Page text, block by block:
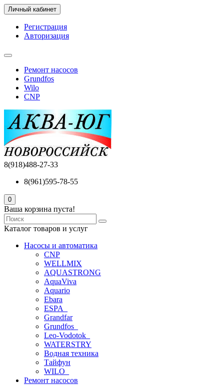
Личный кабинет
Регистрация
Авторизация
Ремонт насосов
Grundfos
Wilo
CNP
8(918)488-27-33
8(961)595-78-55
0
Ваша корзина пуста!
Каталог товаров и услуг
Насосы и автоматика
CNP
WELLMIX
AQUASTRONG
AquaViva
Aquario
Ebara
ESPA_
Grandfar
Grundfos_
Leo-Vodotok_
WATERSTRY
Водная техника
Тайфун
WILO_
Ремонт насосов